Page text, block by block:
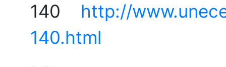
140 http://
140.html